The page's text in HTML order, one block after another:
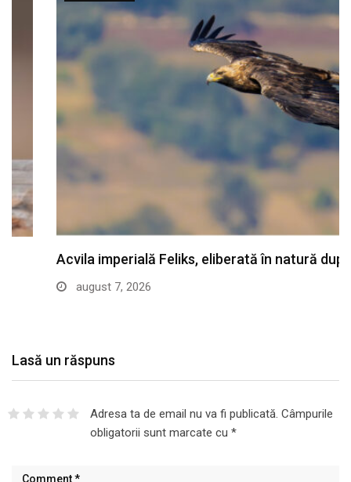
Acvila imperială Feliks, eliberată în natură după ce…
august 7, 2026
Lasă un răspuns
Adresa ta de email nu va fi publicată. Câmpurile
obligatorii sunt marcate cu *